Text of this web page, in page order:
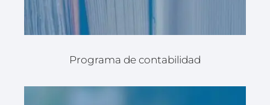
Programa de contabilidad